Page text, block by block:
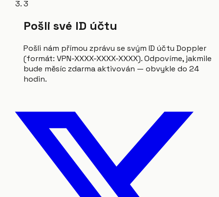
3
Pošli své ID účtu
Pošli nám přímou zprávu se svým ID účtu Doppler
(formát: VPN-XXXX-XXXX-XXXX). Odpovíme, jakmile
bude měsíc zdarma aktivován — obvykle do 24
hodin.